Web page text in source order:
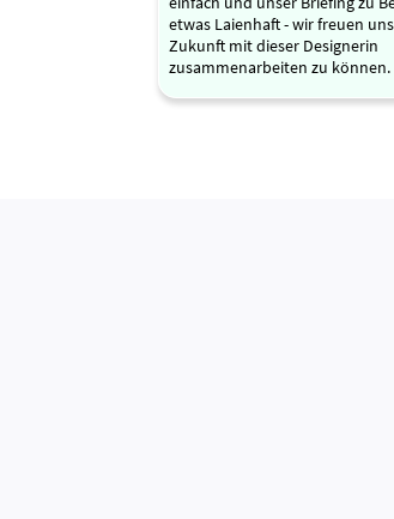
etwas Laienhaft - wir freuen
Zukunft mit dieser Designerin
zusammenarbeiten zu können.